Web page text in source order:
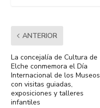
ANTERIOR
La concejalía de Cultura de
Elche conmemora el Día
Internacional de los Museos
con visitas guiadas,
exposiciones y talleres
infantiles